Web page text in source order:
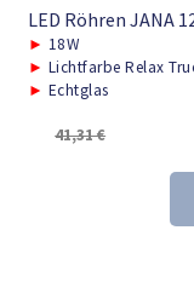
LED Röhren JANA
► 18W
► Lichtfarbe Relax
► Echtglas
41,31€